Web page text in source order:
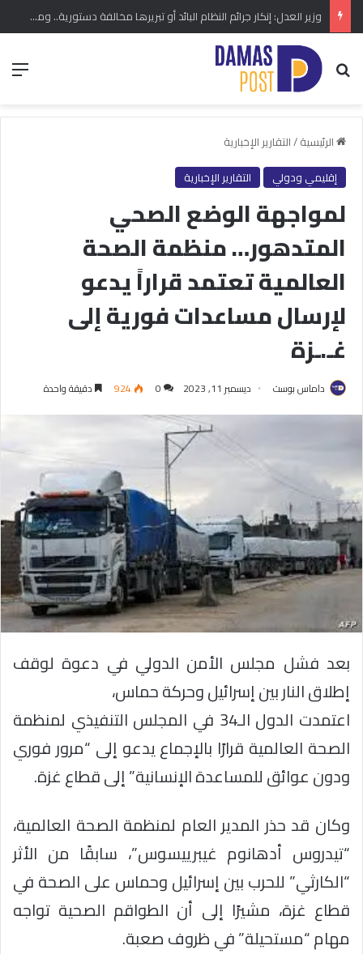
وزير العدل: إنكار جرائم النظام البائد أو تبريرها مخالفة دستورية.. ومشروع قانون خاص إلى مجلس الشعب
بحث عن
الرئيسية/التقارير الإخبارية
إقليمي ودولي
التقارير الإخبارية
لمواجهة الوضع الصحي
المتدهور… منظمة الصحة
العالمية تعتمد قراراً يدعو
لإرسال مساعدات فورية إلى
غـ.ـزة
داماس بوست ديسمبر 11, 2023 0
924 دقيقة واحدة
بعد فشل مجلس الأمن الدولي في دعوة لوقف
إطلاق النار بين إسرائيل وحركة حماس،
اعتمدت الدول الـ34 في المجلس التنفيذي لمنظمة
الصحة العالمية قرارًا بالإجماع يدعو إلى “مرور فوري
ودون عوائق للمساعدة الإنسانية” إلى قطاع غزة.
وكان قد حذر المدير العام لمنظمة الصحة العالمية،
“تيدروس أدهانوم غيبرييسوس”، سابقًا من الأثر
“الكارثي” للحرب بين إسرائيل وحماس على الصحة في
قطاع غزة، مشيرًا إلى أن الطواقم الصحية تواجه
مهام “مستحيلة” في ظروف صعبة.